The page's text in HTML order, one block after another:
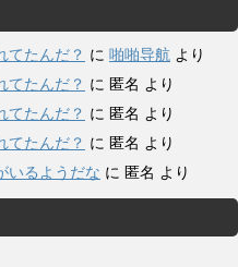
てたんだ？ に 啪啪导航 より
てたんだ？ に 匿名 より
てたんだ？ に 匿名 より
てたんだ？ に 匿名 より
いるようだな に 匿名 より